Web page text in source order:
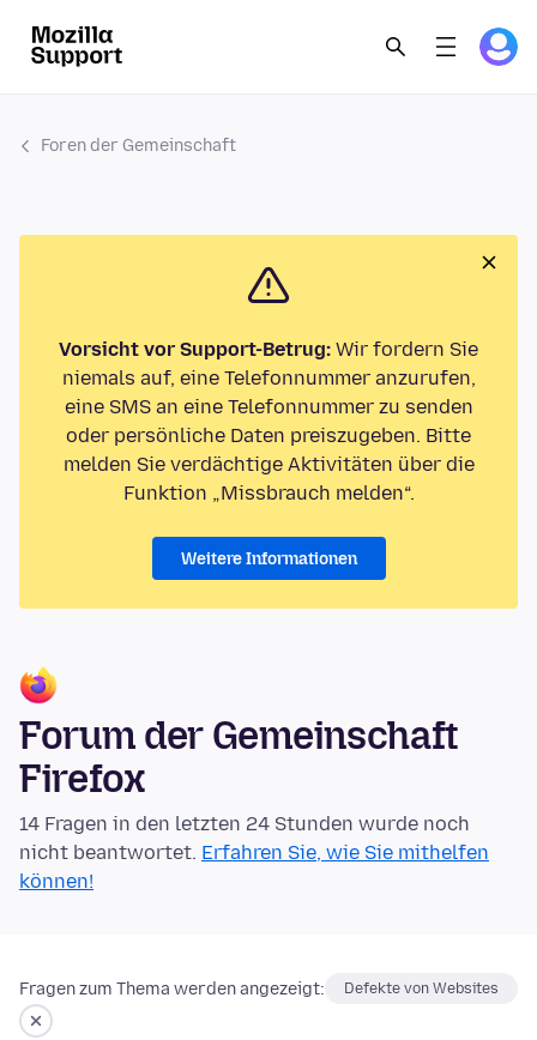
Foren der Gemeinschaft
Vorsicht vor Support-Betrug: Wir fordern Sie
niemals auf, eine Telefonnummer anzurufen,
eine SMS an eine Telefonnummer zu senden
oder persönliche Daten preiszugeben. Bitte
melden Sie verdächtige Aktivitäten über die
Funktion „Missbrauch melden“.
Weitere Informationen
Forum der Gemeinschaft
Firefox
14 Fragen in den letzten 24 Stunden wurde noch
nicht beantwortet. Erfahren Sie, wie Sie mithelfen
können!
Fragen zum Thema werden angezeigt: Defekte von Websites